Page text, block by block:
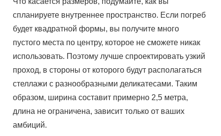
спланируете внутреннее пространство. Если погреб
будет квадратной формы, вы получите много
пустого места по центру, которое не сможете никак
использовать. Поэтому лучше спроектировать узкий
проход, в стороны от которого будут располагаться
стеллажи с разнообразными деликатесами. Таким
образом, ширина составит примерно 2,5 метра,
длина не ограничена, зависит только от ваших
амбиций.